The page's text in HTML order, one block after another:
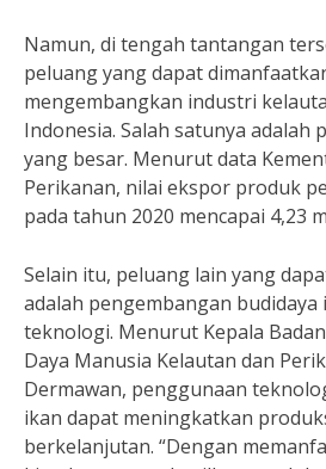
Namun, di tengah tantangan
peluang yang dapat
mengembangkan industri
Indonesia. Salah satunya adalah
yang besar. Menurut data
Perikanan, nilai ekspor produk
pada tahun 2020 mencapai 4,23
Selain itu, peluang lain yang
adalah pengembangan budidaya
teknologi. Menurut Kepala
Daya Manusia Kelautan dan
Dermawan, penggunaan
ikan dapat meningkatkan
berkelanjutan. “Dengan